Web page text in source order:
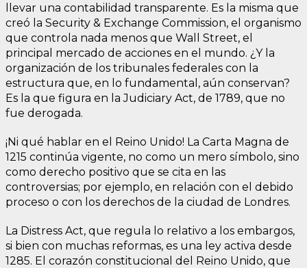
llevar una contabilidad transparente. Es la misma que
creó la Security & Exchange Commission, el organismo
que controla nada menos que Wall Street, el
principal mercado de acciones en el mundo. ¿Y la
organización de los tribunales federales con la
estructura que, en lo fundamental, aún conservan?
Es la que figura en la Judiciary Act, de 1789, que no
fue derogada.
¡Ni qué hablar en el Reino Unido! La Carta Magna de
1215 continúa vigente, no como un mero símbolo, sino
como derecho positivo que se cita en las
controversias; por ejemplo, en relación con el debido
proceso o con los derechos de la ciudad de Londres.
La Distress Act, que regula lo relativo a los embargos,
si bien con muchas reformas, es una ley activa desde
1285. El corazón constitucional del Reino Unido, que